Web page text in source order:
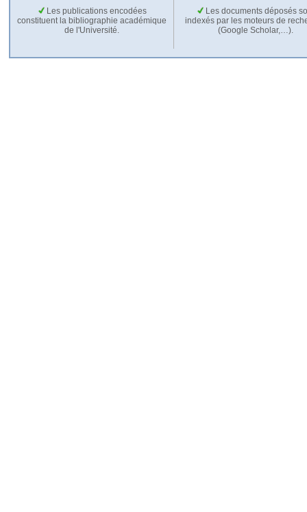
Les publications encodées
constituent la bibliographie académique
de l'Université.
Les documents déposés
indexés par les moteurs de
(Google Scholar,…).